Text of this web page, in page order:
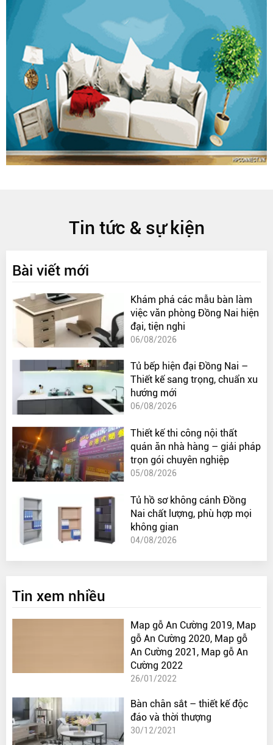
Tin tức & sự kiện
Bài viết mới
Khám phá các mẫu bàn làm
việc văn phòng Đồng Nai hiện
đại, tiện nghi
06/08/2026
Tủ bếp hiện đại Đồng Nai –
Thiết kế sang trọng, chuẩn xu
hướng mới
06/08/2026
Thiết kế thi công nội thất
quán ăn nhà hàng – giải pháp
trọn gói chuyên nghiệp
05/08/2026
Tủ hồ sơ không cánh Đồng
Nai chất lượng, phù hợp mọi
không gian
04/08/2026
Tin xem nhiều
Map gỗ An Cường 2019, Map
gỗ An Cường 2020, Map gỗ
An Cường 2021, Map gỗ An
Cường 2022
26/01/2022
Bàn chân sắt – thiết kế độc
đáo và thời thượng
30/12/2021